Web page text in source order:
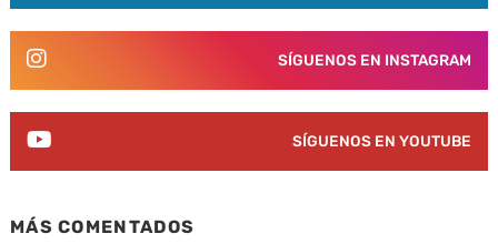
SÍGUENOS EN INSTAGRAM
SÍGUENOS EN YOUTUBE
MÁS COMENTADOS